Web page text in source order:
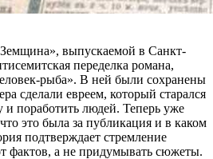
выпускаемой в Санкт-
переделка романа,
рыба». В ней были сохранены
сделали евреем, который старался
и поработить людей. Теперь уже
это была за публикация и в каком
подтверждает стремление
фактов, а не придумывать сюжеты.